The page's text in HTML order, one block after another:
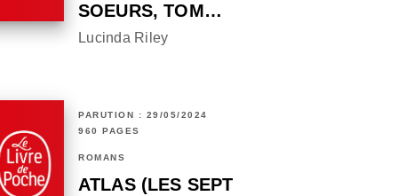
SOEURS, TOM…
Lucinda Riley
PARUTION : 29/05/2024
960 PAGES
ROMANS
ATLAS (LES SEPT